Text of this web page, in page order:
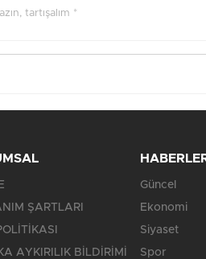
tartışalım *
ŞARTLARI
AYKIRILIK BİLDİRİMİ
Güncel
Ekonomi
Siyaset
Spor